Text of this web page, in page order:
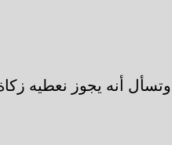
أنه يجوز نعطيه